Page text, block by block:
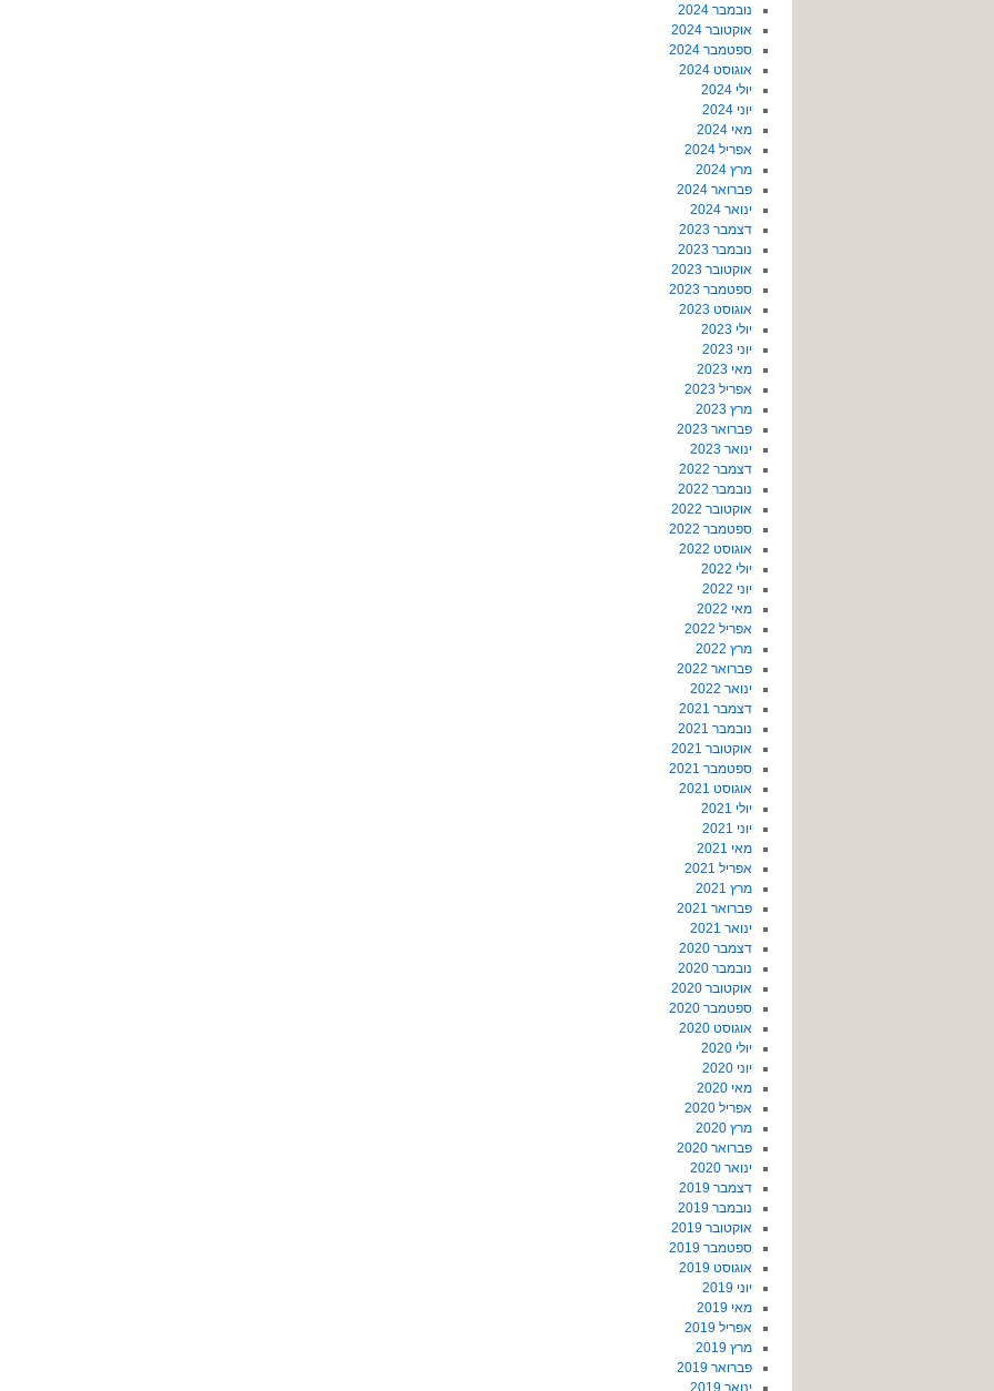
נובמבר 2024
אוקטובר 2024
ספטמבר 2024
אוגוסט 2024
יולי 2024
יוני 2024
מאי 2024
אפריל 2024
מרץ 2024
פברואר 2024
ינואר 2024
דצמבר 2023
נובמבר 2023
אוקטובר 2023
ספטמבר 2023
אוגוסט 2023
יולי 2023
יוני 2023
מאי 2023
אפריל 2023
מרץ 2023
פברואר 2023
ינואר 2023
דצמבר 2022
נובמבר 2022
אוקטובר 2022
ספטמבר 2022
אוגוסט 2022
יולי 2022
יוני 2022
מאי 2022
אפריל 2022
מרץ 2022
פברואר 2022
ינואר 2022
דצמבר 2021
נובמבר 2021
אוקטובר 2021
ספטמבר 2021
אוגוסט 2021
יולי 2021
יוני 2021
מאי 2021
אפריל 2021
מרץ 2021
פברואר 2021
ינואר 2021
דצמבר 2020
נובמבר 2020
אוקטובר 2020
ספטמבר 2020
אוגוסט 2020
יולי 2020
יוני 2020
מאי 2020
אפריל 2020
מרץ 2020
פברואר 2020
ינואר 2020
דצמבר 2019
נובמבר 2019
אוקטובר 2019
ספטמבר 2019
אוגוסט 2019
יוני 2019
מאי 2019
אפריל 2019
מרץ 2019
פברואר 2019
ינואר 2019